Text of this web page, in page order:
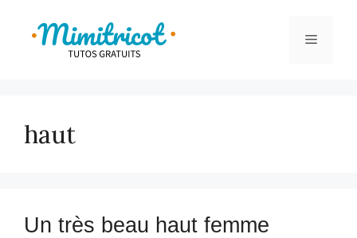
contenu
Menu
haut
Un très beau haut femme